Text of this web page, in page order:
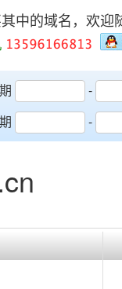
中的域名，欢迎
-
-